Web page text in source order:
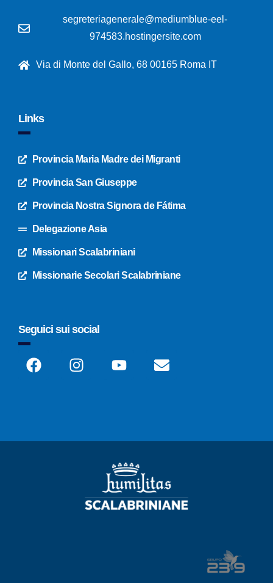
segreteriagenerale@mediumblue-eel-
974583.hostingersite.com
Via di Monte del Gallo, 68 00165 Roma IT
Links
Provincia Maria Madre dei Migranti
Provincia San Giuseppe
Provincia Nostra Signora de Fátima
Delegazione Asia
Missionari Scalabriniani
Missionarie Secolari Scalabriniane
Seguici sui social